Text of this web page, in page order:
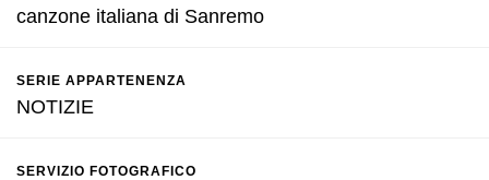
canzone italiana di Sanremo
SERIE APPARTENENZA
NOTIZIE
SERVIZIO FOTOGRAFICO